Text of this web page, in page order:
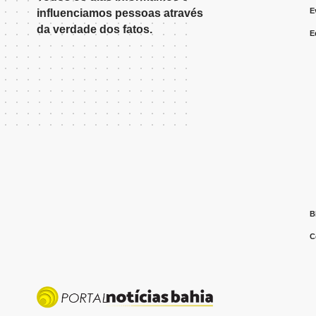
influenciamos pessoas através
da verdade dos fatos.